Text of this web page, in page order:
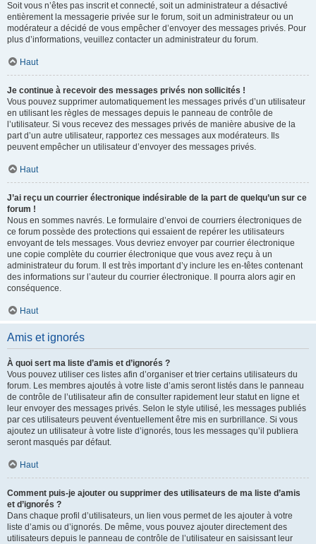
Soit vous n’êtes pas inscrit et connecté, soit un administrateur a désactivé
entièrement la messagerie privée sur le forum, soit un administrateur ou un
modérateur a décidé de vous empêcher d’envoyer des messages privés. Pour
plus d’informations, veuillez contacter un administrateur du forum.
Haut
Je continue à recevoir des messages privés non sollicités !
Vous pouvez supprimer automatiquement les messages privés d’un utilisateur
en utilisant les règles de messages depuis le panneau de contrôle de
l’utilisateur. Si vous recevez des messages privés de manière abusive de la
part d’un autre utilisateur, rapportez ces messages aux modérateurs. Ils
peuvent empêcher un utilisateur d’envoyer des messages privés.
Haut
J’ai reçu un courrier électronique indésirable de la part de quelqu’un sur ce
forum !
Nous en sommes navrés. Le formulaire d’envoi de courriers électroniques de
ce forum possède des protections qui essaient de repérer les utilisateurs
envoyant de tels messages. Vous devriez envoyer par courrier électronique
une copie complète du courrier électronique que vous avez reçu à un
administrateur du forum. Il est très important d’y inclure les en-têtes contenant
des informations sur l’auteur du courrier électronique. Il pourra alors agir en
conséquence.
Haut
Amis et ignorés
À quoi sert ma liste d’amis et d’ignorés ?
Vous pouvez utiliser ces listes afin d’organiser et trier certains utilisateurs du
forum. Les membres ajoutés à votre liste d’amis seront listés dans le panneau
de contrôle de l’utilisateur afin de consulter rapidement leur statut en ligne et
leur envoyer des messages privés. Selon le style utilisé, les messages publiés
par ces utilisateurs peuvent éventuellement être mis en surbrillance. Si vous
ajoutez un utilisateur à votre liste d’ignorés, tous les messages qu’il publiera
seront masqués par défaut.
Haut
Comment puis-je ajouter ou supprimer des utilisateurs de ma liste d’amis
et d’ignorés ?
Dans chaque profil d’utilisateurs, un lien vous permet de les ajouter à votre
liste d’amis ou d’ignorés. De même, vous pouvez ajouter directement des
utilisateurs depuis le panneau de contrôle de l’utilisateur en saisissant leur